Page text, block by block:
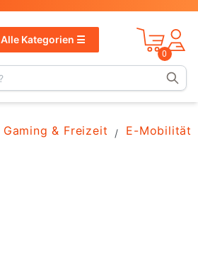
Alle Kategorien ☰
0
Gaming & Freizeit / E-Mobilität